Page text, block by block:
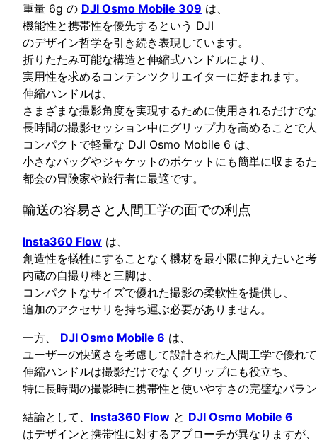
重量 6g の DJI Osmo Mobile 309 は、
機能性と携帯性を優先するという DJI
のデザイン哲学を引き続き表現しています。
折りたたみ可能な構造と伸縮式ハンドルにより、
実用性を求めるコンテンツクリエイターに好まれます。
伸縮ハンドルは、
さまざまな撮影角度を実現するために使用されるだけで
長時間の撮影セッション中にグリップ力を高めることで
コンパクトで軽量な DJI Osmo Mobile 6 は、
小さなバッグやジャケットのポケットにも簡単に収まる
都会の冒険家や旅行者に最適です。
輸送の容易さと人間工学の面での利点
Insta360 Flow は、
創造性を犠牲にすることなく機材を最小限に抑えたいと
内蔵の自撮り棒と三脚は、
コンパクトなサイズで優れた撮影の柔軟性を提供し、
追加のアクセサリを持ち運ぶ必要がありません。
一方、 DJI Osmo Mobile 6 は、
ユーザーの快適さを考慮して設計された人間工学で優れ
伸縮ハンドルは撮影だけでなくグリップにも役立ち、
特に長時間の撮影時に携帯性と使いやすさの完璧なバラ
結論として、 Insta360 Flow と DJI Osmo Mobile 6
はデザインと携帯性に対するアプローチが異なりますが、